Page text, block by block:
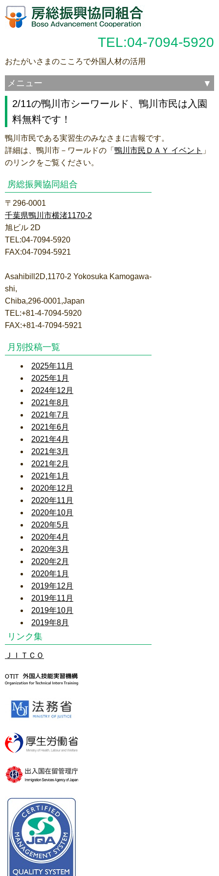
TEL:04-7094-5920
おたがいさまのこころで外国人材の活用
メニュー
2/11の鴨川市シーワールド、鴨川市民は入園
料無料です！
鴨川市民である実習生のみなさまに吉報です。
詳細は、鴨川市－ワールドの「 鴨川市民ＤＡＹ イベント 」
のリンクをご覧ください。
房総振興協同組合
〒296-0001
千葉県鴨川市横渚1170-2
旭ビル 2D
TEL:04-7094-5920
FAX:04-7094-5921
Asahibill2D,1170-2 Yokosuka Kamogawa-
shi,
Chiba,296-0001,Japan
TEL:+81-4-7094-5920
FAX:+81-4-7094-5921
月別投稿一覧
2025年11月
2025年1月
2024年12月
2021年8月
2021年7月
2021年6月
2021年4月
2021年3月
2021年2月
2021年1月
2020年12月
2020年11月
2020年10月
2020年5月
2020年4月
2020年3月
2020年2月
2020年1月
2019年12月
2019年11月
2019年10月
2019年8月
リンク集
ＪＩＴＣＯ